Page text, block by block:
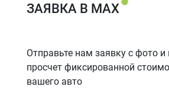
ЗАЯВКА В MAX
Отправьте нам заявку с фото и
просчет фиксированной
вашего авто